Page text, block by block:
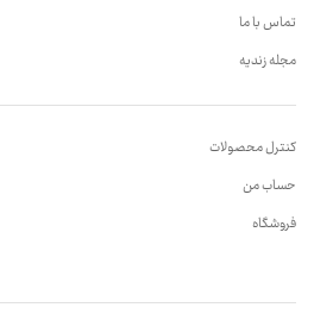
تماس با ما
مجله زندیه
کنترل محصولات
حساب من
فروشگاه